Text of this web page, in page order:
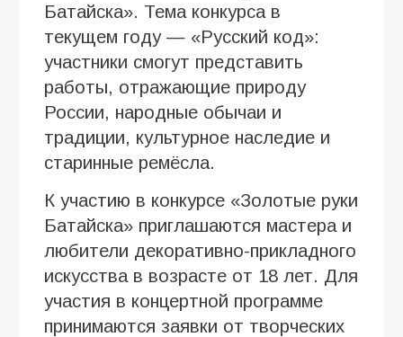
Батайска». Тема конкурса в
текущем году — «Русский код»:
участники смогут представить
работы, отражающие природу
России, народные обычаи и
традиции, культурное наследие и
старинные ремёсла.
К участию в конкурсе «Золотые руки
Батайска» приглашаются мастера и
любители декоративно-прикладного
искусства в возрасте от 18 лет. Для
участия в концертной программе
принимаются заявки от творческих